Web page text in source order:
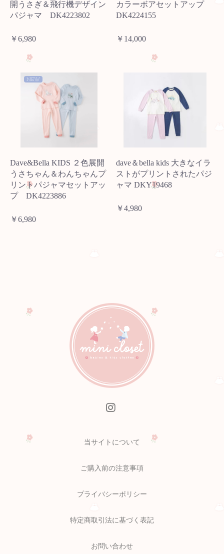
開うさぎ＆飛行機デザイン
パジャマ DK4223802
￥6,980
カラーボアセットアップ
DK4224155
￥14,000
NEW
Dave&Bella KIDS ２色展開
うさちゃん＆わんちゃんプ
リントパジャマセットアッ
プ DK4223886
￥6,980
dave＆bella kids 大きなイラ
ストがプリントされたパジ
ャマ DKY19468
￥4,980
当サイトについて
ご購入前の注意事項
プライバシーポリシー
特定商取引法に基づく表記
お問い合わせ